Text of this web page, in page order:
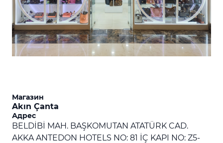
Магазин
Akın Çanta
Адрес
BELDİBİ MAH. BAŞKOMUTAN ATATÜRK CAD.
AKKA ANTEDON HOTELS NO: 81 İÇ KAPI NO: Z5-